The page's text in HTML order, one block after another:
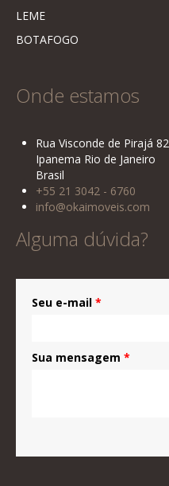
LEME
BOTAFOGO
Onde estamos
Rua Visconde de Pirajá
Ipanema Rio de Janeiro
Brasil
+55 21 3042 - 6760
info@okaimoveis.com
Alguma dúvida?
Seu e-mail *
Sua mensagem *